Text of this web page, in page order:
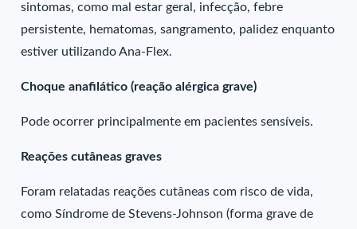
sintomas, como mal estar geral, infecção, febre
persistente, hematomas, sangramento, palidez enquanto
estiver utilizando Ana-Flex.
Choque anafilático (reação alérgica grave)
Pode ocorrer principalmente em pacientes sensíveis.
Reações cutâneas graves
Foram relatadas reações cutâneas com risco de vida,
como Síndrome de Stevens-Johnson (forma grave de